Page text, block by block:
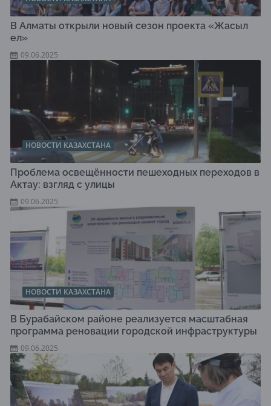
В Алматы открыли новый сезон проекта «Жасыл
ел»
09.06.2025
НОВОСТИ КАЗАХСТАНА
Проблема освещённости пешеходных переходов в
Актау: взгляд с улицы
09.06.2025
НОВОСТИ КАЗАХСТАНА
В Бурабайском районе реализуется масштабная
программа реновации городской инфраструктуры
09.06.2025